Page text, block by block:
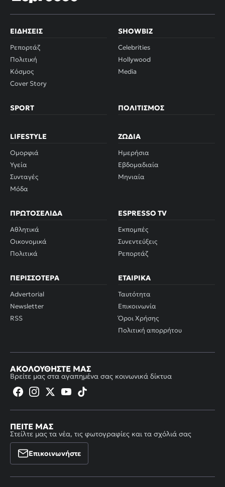
ΕΙΔΉΣΕΙΣ
Ρεπορτάζ
Πολιτική
Κόσμος
Cover Story
SHOWBIZ
Celebrities
Hollywood
Media
SPORT ΠΟΛΙΤΙΣΜΌΣ
LIFESTYLE
Ομορφιά
Υγεία
Συνταγές
Μόδα
ΖΏΔΙΑ
Ημερήσια
Εβδομαδιαία
Μηνιαία
ΠΡΩΤΟΣΈΛΙΔΑ
Αθλητικά
Οικονομικά
Πολιτικά
ESPRESSO TV
Εκπομπές
Συνεντεύξεις
Ρεπορτάζ
ΠΕΡΙΣΣΌΤΕΡΑ
Advertorial
Newsletter
RSS
ΕΤΑΙΡΙΚΆ
Ταυτότητα
Επικοινωνία
Όροι Χρήσης
Πολιτική απορρήτου
ΑΚΟΛΟΥΘΉΣΤΕ ΜΑΣ
Βρείτε μας στα αγαπημένα σας κοινωνικά δίκτυα
ΠΕΊΤΕ ΜΑΣ
Στείλτε μας τα νέα, τις φωτογραφίες και τα σχόλιά σας
Επικοινωνήστε